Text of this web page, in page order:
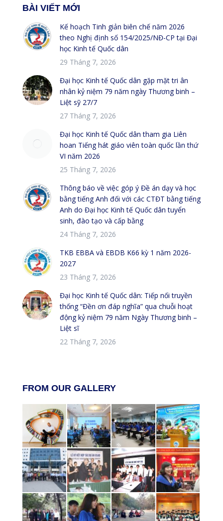
BÀI VIẾT MỚI
Kế hoạch Tinh giản biên chế năm 2026
theo Nghị định số 154/2025/NĐ-CP tại Đại
học Kinh tế Quốc dân
29 Tháng 7, 2026
Đại học Kinh tế Quốc dân gặp mặt tri ân
nhân kỷ niệm 79 năm ngày Thương binh –
Liệt sỹ 27/7
27 Tháng 7, 2026
Đại học Kinh tế Quốc dân tham gia Liên
hoan Tiếng hát giáo viên toàn quốc lần thứ
VI năm 2026
25 Tháng 7, 2026
Thông báo về việc góp ý Đề án dạy và học
bằng tiếng Anh đối với các CTĐT bằng tiếng
Anh do Đại học Kinh tế Quốc dân tuyển
sinh, đào tạo và cấp bằng
24 Tháng 7, 2026
TKB EBBA và EBDB K66 kỳ 1 năm 2026-
2027
23 Tháng 7, 2026
Đại học Kinh tế Quốc dân: Tiếp nối truyền
thống “Đền ơn đáp nghĩa” qua chuỗi hoạt
động kỷ niệm 79 năm Ngày Thương binh –
Liệt sĩ
22 Tháng 7, 2026
FROM OUR GALLERY